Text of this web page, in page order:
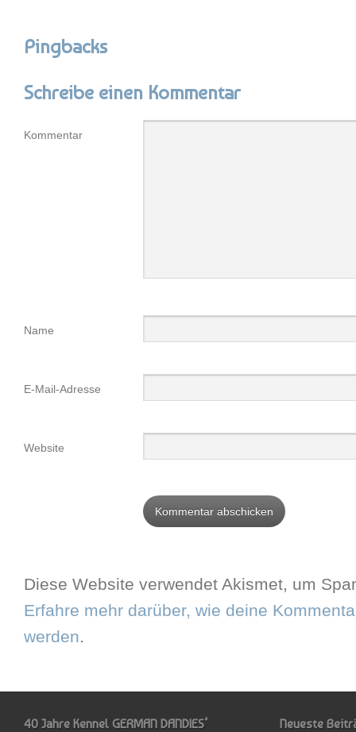
Pingbacks
Schreibe einen Kommentar
Kommentar
Name
E-Mail-Adresse
Website
Diese Website verwendet Akismet, um
Erfahre mehr darüber, wie deine
werden.
40 Jahre Kennel GERMAN DANDIES‘ Neueste